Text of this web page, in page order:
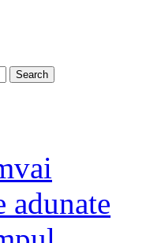
adunate